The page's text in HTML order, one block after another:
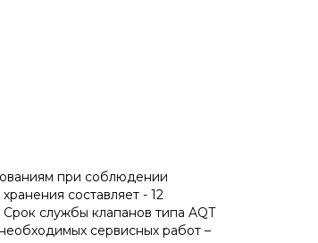
при соблюдении
составляет - 12
службы клапанов типа AQT
сервисных работ –